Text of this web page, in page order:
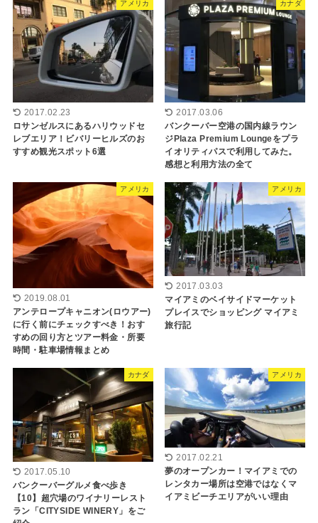
アメリカ
2017.02.23
ロサンゼルスにあるハリウッドセ
レブエリア！ビバリーヒルズのお
すすめ観光スポット6選
カナダ
2017.03.06
バンクーバー空港の国内線ラウン
ジPlaza Premium Loungeをプラ
イオリティパスで利用してみた。
感想と利用方法の全て
アメリカ
2019.08.01
アンテロープキャニオン(ロウアー)
に行く前にチェックすべき！おす
すめの回り方とツアー料金・所要
時間・駐車場情報まとめ
アメリカ
2017.03.03
マイアミのベイサイドマーケット
プレイスでショッピング マイアミ
旅行記
カナダ
2017.05.10
バンクーバーグルメ食べ歩き
【10】超穴場のワイナリーレスト
ラン「CITYSIDE WINERY」をご
アメリカ
2017.02.21
夢のオープンカー！マイアミでの
レンタカー場所は空港ではなくマ
イアミビーチエリアがいい理由